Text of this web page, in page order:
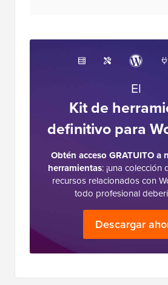
El
Kit de
definitivo para
Obtén acceso GRATUITO a
herramientas: ¡una
recursos relacionados con
todo profesional
Descargar